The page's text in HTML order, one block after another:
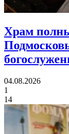
Храм
04.08.2026
1
14